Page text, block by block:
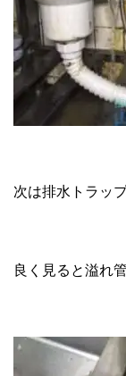
次は排水トラッ
良く見ると溢れ